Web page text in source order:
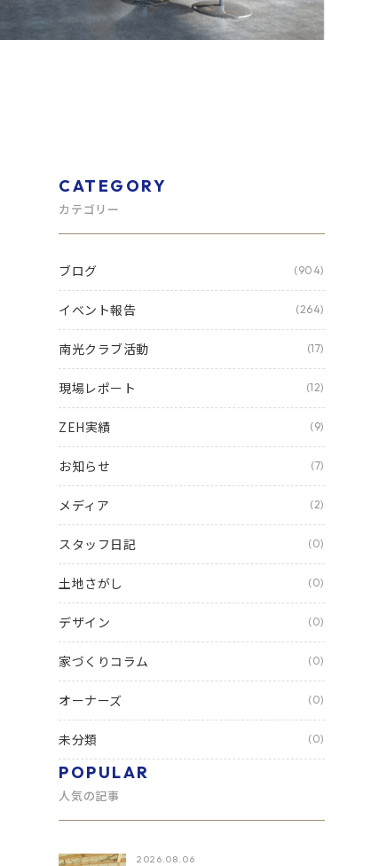
CATEGORY
カテゴリー
ブログ (904)
イベント報告 (264)
南光クラブ活動 (17)
現場レポート (12)
ZEH実績 (9)
お知らせ (7)
メディア (2)
スタッフ日記 (0)
土地さがし (0)
デザイン (0)
家づくりコラム (0)
オーナーズ (0)
未分類 (0)
POPULAR
人気の記事
2026.08.06